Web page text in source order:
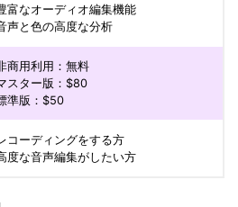
富なオーディオ編集機能
声と色の高度な分析
商用利用：無料
スター版：$80
準版：$50
コーディングをする方
度な音声編集がしたい方